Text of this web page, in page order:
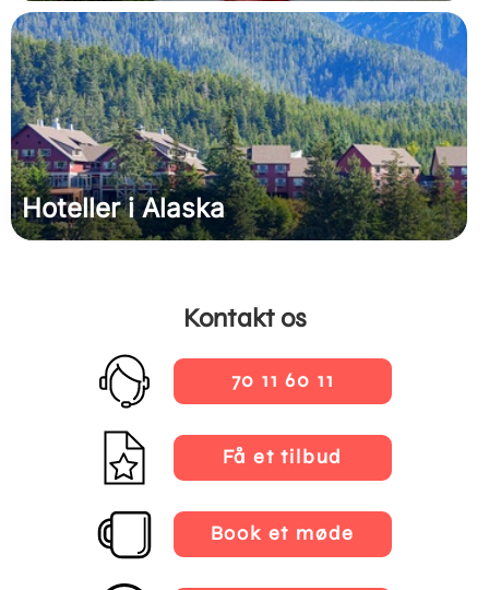
Hoteller i Alaska
Kontakt os
70 11 60 11
Få et tilbud
Book et møde